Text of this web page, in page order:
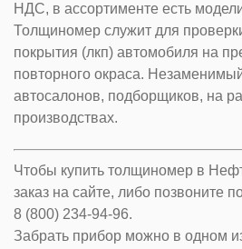
НДС, в ассортименте есть
Толщиномер служит для
покрытия (лкп) автомобиля на
повторного окраса.
автосалонов, подборщиков, на
производствах.
Чтобы купить толщиномер в
заказ на сайте, либо позвоните
8 (800) 234-94-96.
Забрать прибор можно в одном